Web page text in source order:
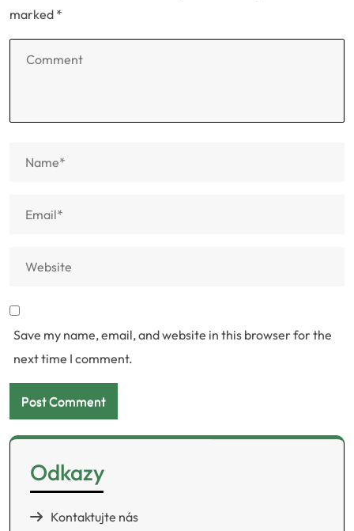
marked *
Save my name, email, and website in this browser for the
next time I comment.
Odkazy
Kontaktujte nás